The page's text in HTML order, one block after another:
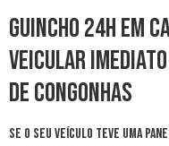
Guincho 24h em
Veicular
de Congonhas
Se o seu veículo teve uma